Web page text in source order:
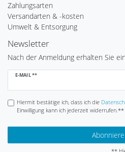
Zahlungsarten
Versandarten & -kosten
Umwelt & Entsorgung
Newsletter
Nach der Anmeldung erhalten Sie
E-MAIL **
Newsletter
Hiermit bestätige ich, dass ich die
Einwilligung kann ich jederzeit widerrufen.**